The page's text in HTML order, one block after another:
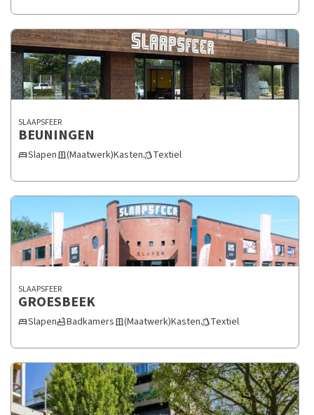
SLAAPSFEER
BEUNINGEN
bedSlapendoor_sliding(Maatwerk)KastenstyleTextiel
SLAAPSFEER
GROESBEEK
bedSlapenbathtubBadkamersdoor_sliding(Maatwerk)KastenstyleTextiel